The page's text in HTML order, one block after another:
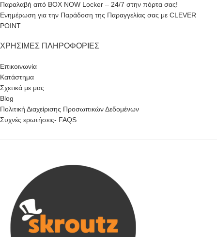
Παραλαβή από BOX NOW Locker – 24/7 στην πόρτα σας!
Ενημέρωση για την Παράδοση της Παραγγελίας σας με CLEVER
POINT
ΧΡΉΣΙΜΕΣ ΠΛΗΡΟΦΟΡΊΕΣ
Επικοινωνία
Κατάστημα
Σχετικά με μας
Blog
Πολιτική Διαχείρισης Προσωπικών Δεδομένων
Συχνές ερωτήσεις- FAQS